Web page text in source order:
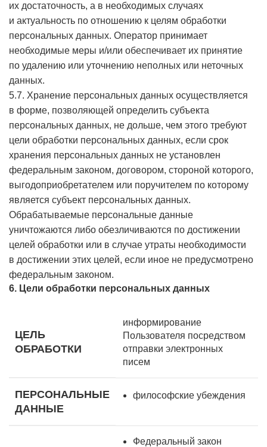
их достаточность, а в необходимых случаях
и актуальность по отношению к целям обработки
персональных данных. Оператор принимает
необходимые меры и/или обеспечивает их принятие
по удалению или уточнению неполных или неточных
данных.
5.7. Хранение персональных данных осуществляется
в форме, позволяющей определить субъекта
персональных данных, не дольше, чем этого требуют
цели обработки персональных данных, если срок
хранения персональных данных не установлен
федеральным законом, договором, стороной которого,
выгодоприобретателем или поручителем по которому
является субъект персональных данных.
Обрабатываемые персональные данные
уничтожаются либо обезличиваются по достижении
целей обработки или в случае утраты необходимости
в достижении этих целей, если иное не предусмотрено
федеральным законом.
6. Цели обработки персональных данных
ЦЕЛЬ
ОБРАБОТКИ
информирование
Пользователя посредством
отправки электронных
писем
ПЕРСОНАЛЬНЫЕ
ДАННЫЕ
философские убеждения
Федеральный закон